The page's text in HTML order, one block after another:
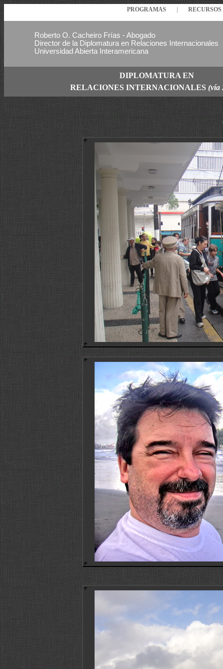
PROGRAMAS
Roberto O. Cacheiro Frías - Abogado
Director de la Diplomatura en Relaciones Internacionales
Universidad Abierta Interamericana
DIPLOMATURA EN
RELACIONES INTERNACIONALES (vía